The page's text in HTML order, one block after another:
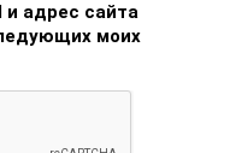
и адрес сайта
моих